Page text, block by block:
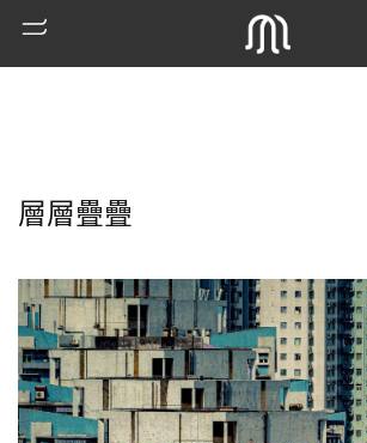
熱
門
搜
層層疊疊